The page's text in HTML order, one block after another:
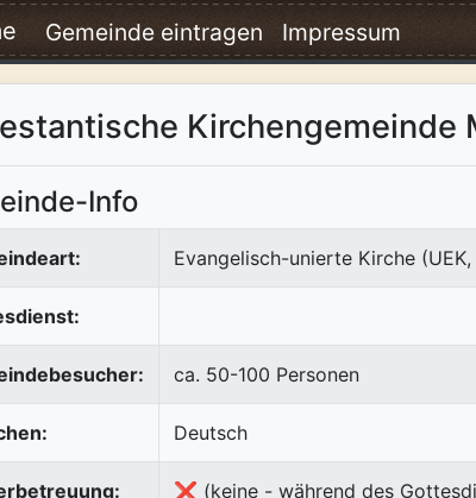
Gemeinde eintragen Impressum
Kirchengemeinde
Info
Evangelisch-unierte Kirche (UEK,
ca. 50-100 Personen
Deutsch
❌ (keine - während des